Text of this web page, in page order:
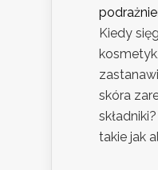
Kiedy
skóra
takie jak